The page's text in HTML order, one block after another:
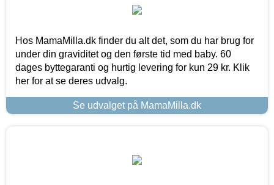
Hos MamaMilla.dk finder du alt det, som du har brug for
under din graviditet og den første tid med baby. 60
dages byttegaranti og hurtig levering for kun 29 kr. Klik
her for at se deres udvalg.
Se udvalget på MamaMilla.dk